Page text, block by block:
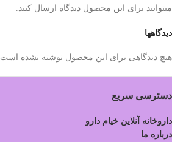
دیدگاهها
هیچ دیدگاهی برای این محصول نوشته نشده است.
میتوانند برای این محصول دیدگاه ارسال کنند.
دسترسی سریع
داروخانه آنلاین خیام دارو
درباره ما